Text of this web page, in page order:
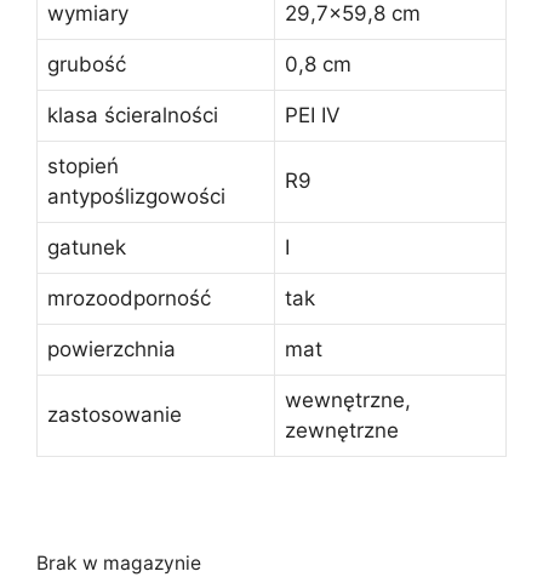
wymiary 29,7×59,8 cm
grubość 0,8 cm
klasa ścieralności PEI IV
stopień
antypoślizgowości
R9
gatunek I
mrozoodporność tak
powierzchnia mat
zastosowanie
wewnętrzne,
zewnętrzne
Brak w magazynie